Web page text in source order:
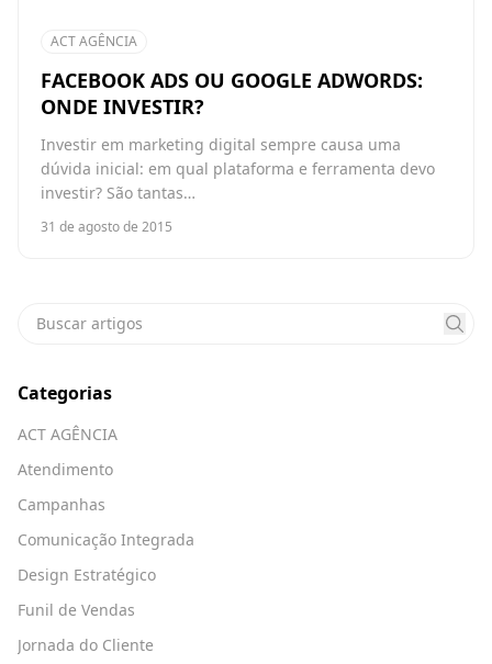
ACT AGÊNCIA
FACEBOOK ADS OU GOOGLE ADWORDS:
ONDE INVESTIR?
Investir em marketing digital sempre causa uma
dúvida inicial: em qual plataforma e ferramenta devo
investir? São tantas…
31 de agosto de 2015
Categorias
ACT AGÊNCIA
Atendimento
Campanhas
Comunicação Integrada
Design Estratégico
Funil de Vendas
Jornada do Cliente